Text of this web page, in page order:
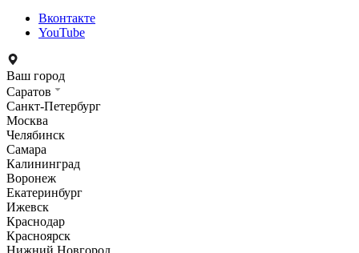
Вконтакте
YouTube
Ваш город
Саратов
Санкт-Петербург
Москва
Челябинск
Самара
Калининград
Воронеж
Екатеринбург
Ижевск
Краснодар
Красноярск
Нижний Новгород